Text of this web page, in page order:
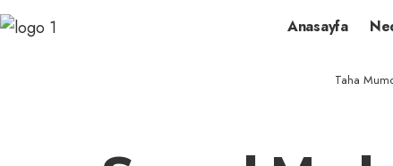
Anasayfa
Taha